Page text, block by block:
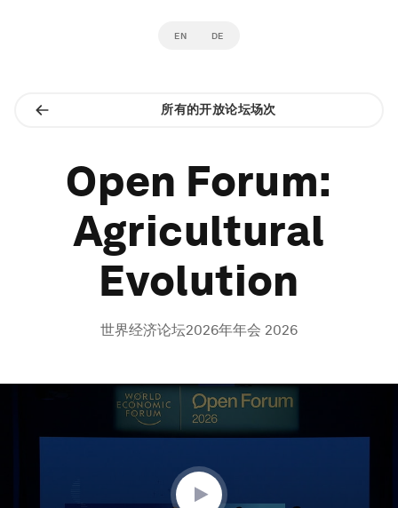
EN DE
所有的开放论坛场次
Open Forum:
Agricultural
Evolution
世界经济论坛2026年年会 2026